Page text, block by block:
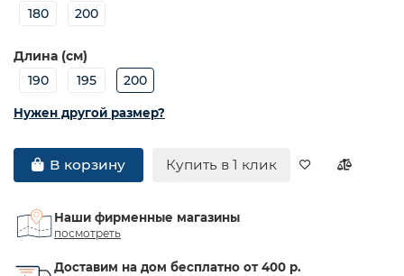
180
200
Длина (см)
190
195 200
Нужен другой размер?
В корзину Купить в 1 клик
Наши фирменные магазины
посмотреть
Доставим на дом бесплатно от 400 р.